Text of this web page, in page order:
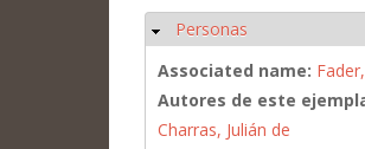
Ocultar
Personas
Associated name:
Autores de este
Charras, Julián de